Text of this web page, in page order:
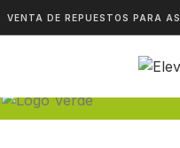
VENTA DE REPUESTOS PARA